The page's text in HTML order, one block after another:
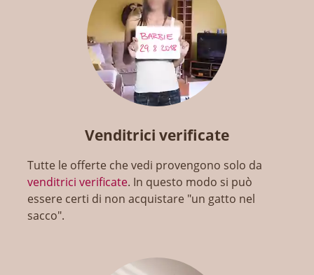
Venditrici verificate
Tutte le offerte che vedi provengono solo da
venditrici verificate. In questo modo si può
essere certi di non acquistare "un gatto nel
sacco".